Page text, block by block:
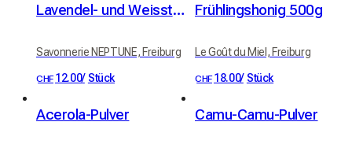
Lavendel- und Weisstonseife - Bio
Savonnerie NEPTUNE, Freiburg
CHF 12.00/ Stück
Frühlingshonig 500g
Le Goût du Miel, Freiburg
CHF 18.00/ Stück
Acerola-Pulver Camu-Camu-Pulver